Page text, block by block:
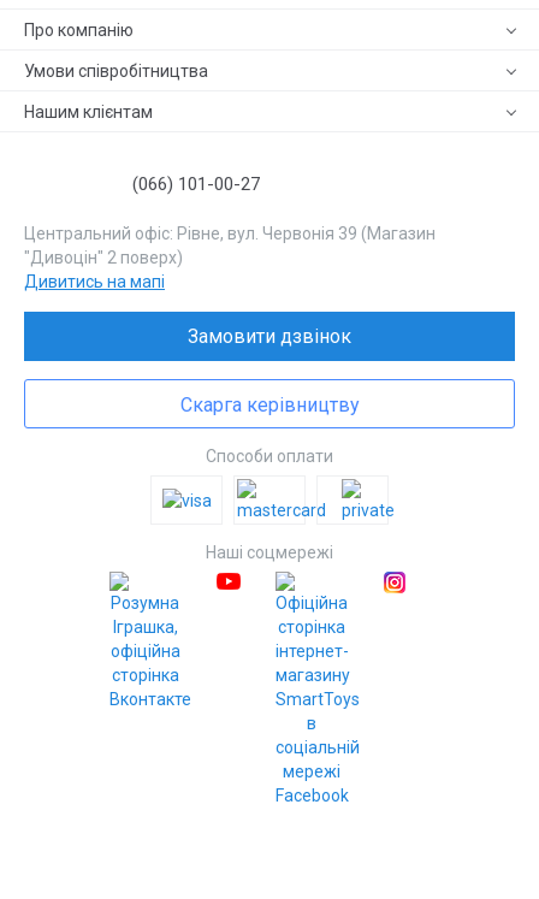
Про компанію
Умови співробітництва
Нашим клієнтам
(066) 101-00-27
Центральний офіс: Рівне, вул. Червонія 39 (Магазин
"Дивоцін" 2 поверх)
Дивитись на мапі
Замовити дзвінок
Скарга керівництву
Способи оплати
Наші соцмережі